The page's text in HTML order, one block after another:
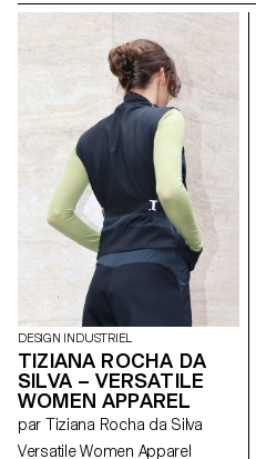
construction ouvert et
accessible à tous les publics.
L’objectif était de stimuler la
créativité et l’expérimentation à
travers la conception de
modules ludiques et
reconfigurables, exploitant les
potentialités et les contraintes
du matériau, tout en évitant une
approche formelle trop
enfantine.
DESIGN INDUSTRIEL
TIZIANA ROCHA DA
SILVA – VERSATILE
WOMEN APPAREL
par Tiziana Rocha da Silva
Versatile Women Apparel